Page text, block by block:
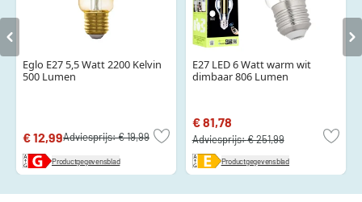
Eglo E27 5,5 Watt 2200 Kelvin
500 Lumen
€ 12,99Adviesprijs:€ 19,99
Productgegevensblad
E27 LED 6 Watt warm wit
dimbaar 806 Lumen
€ 81,78
Adviesprijs:€ 251,99
Productgegevensblad